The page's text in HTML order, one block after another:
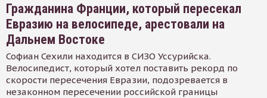
Гражданина Франции, который пересекал
Евразию на велосипеде, арестовали на
Дальнем Востоке
Софиан Сехили находится в СИЗО Уссурийска.
Велосипедист, который хотел поставить рекорд по
скорости пересечения Евразии, подозревается в
незаконном пересечении российской границы